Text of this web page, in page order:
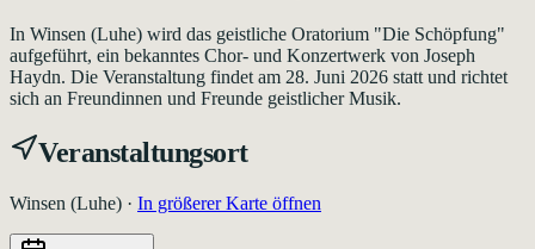
In Winsen (Luhe) wird das geistliche Oratorium "Die Schöpfung"
aufgeführt, ein bekanntes Chor- und Konzertwerk von Joseph
Haydn. Die Veranstaltung findet am 28. Juni 2026 statt und richtet
sich an Freundinnen und Freunde geistlicher Musik.
Veranstaltungsort
Winsen (Luhe) · In größerer Karte öffnen